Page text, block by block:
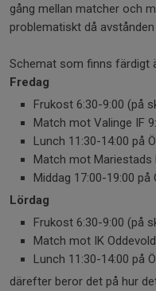
gång mellan matcher och
problematiskt då
Schemat som finns färdigt
Fredag
Frukost 6:30-9:00 (på
Match mot Valinge IF
Lunch 11:30-14:00 på
Match mot Mariestads
Middag 17:00-19:00 på
Lördag
Frukost 6:30-9:00 (på
Match mot IK
Lunch 11:30-14:00 på
därefter beror det på hur